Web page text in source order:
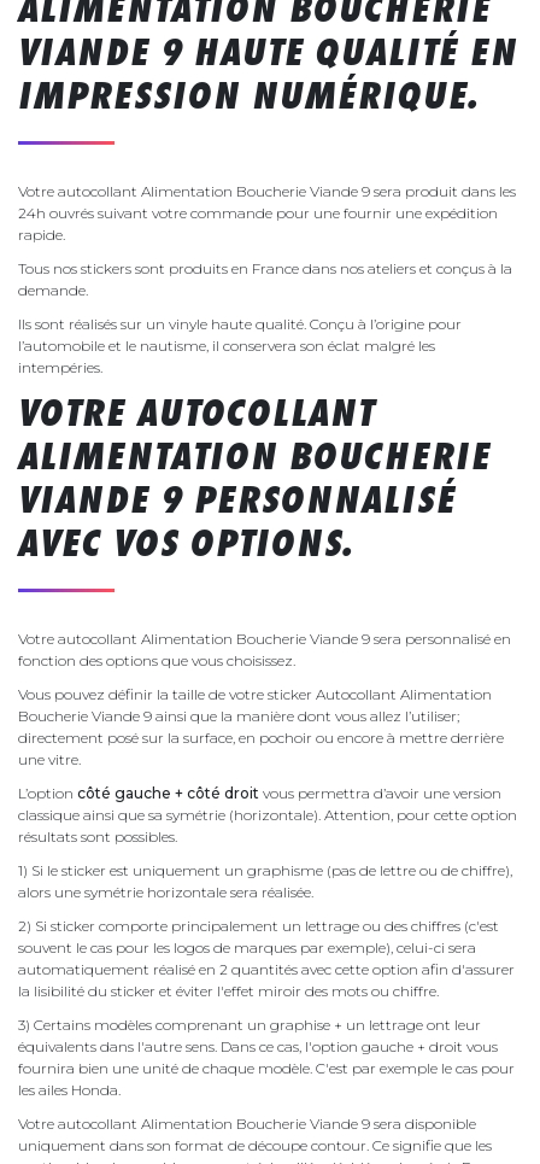
VIANDE 9 HAUTE QUALITÉ EN
IMPRESSION NUMÉRIQUE.
Votre autocollant Alimentation Boucherie Viande 9 sera produit dans les
24h ouvrés suivant votre commande pour une fournir une expédition
rapide.
Tous nos stickers sont produits en France dans nos ateliers et conçus à la
demande.
Ils sont réalisés sur un vinyle haute qualité. Conçu à l’origine pour
l’automobile et le nautisme, il conservera son éclat malgré les
intempéries.
VOTRE AUTOCOLLANT
ALIMENTATION BOUCHERIE
VIANDE 9 PERSONNALISÉ
AVEC VOS OPTIONS.
Votre autocollant Alimentation Boucherie Viande 9 sera personnalisé en
fonction des options que vous choisissez.
Vous pouvez définir la taille de votre sticker Autocollant Alimentation
Boucherie Viande 9 ainsi que la manière dont vous allez l’utiliser;
directement posé sur la surface, en pochoir ou encore à mettre derrière
une vitre.
L’option côté gauche + côté droit vous permettra d’avoir une version
classique ainsi que sa symétrie (horizontale). Attention, pour cette option
résultats sont possibles.
1) Si le sticker est uniquement un graphisme (pas de lettre ou de chiffre),
alors une symétrie horizontale sera réalisée.
2) Si sticker comporte principalement un lettrage ou des chiffres (c'est
souvent le cas pour les logos de marques par exemple), celui-ci sera
automatiquement réalisé en 2 quantités avec cette option afin d'assurer
la lisibilité du sticker et éviter l'effet miroir des mots ou chiffre.
3) Certains modèles comprenant un graphise + un lettrage ont leur
équivalents dans l'autre sens. Dans ce cas, l'option gauche + droit vous
fournira bien une unité de chaque modèle. C'est par exemple le cas pour
les ailes Honda.
Votre autocollant Alimentation Boucherie Viande 9 sera disponible
uniquement dans son format de découpe contour. Ce signifie que les